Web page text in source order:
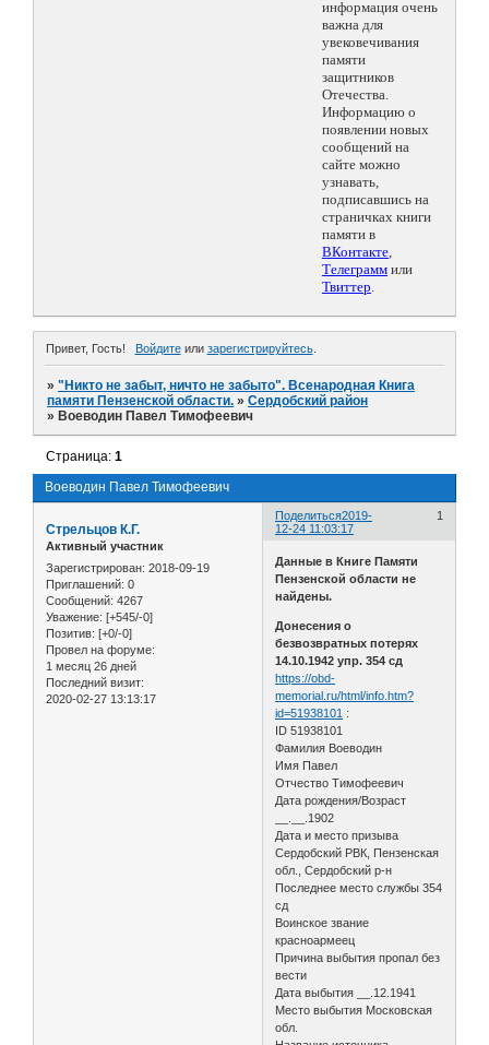
информация очень
важна для
увековечивания
памяти
защитников
Отечества.
Информацию о
появлении новых
сообщений на
сайте можно
узнавать,
подписавшись на
страничках книги
памяти в
ВКонтакте,
Телеграмм или
Твиттер.
Привет, Гость! Войдитеили зарегистрируйтесь.
»"Никто не забыт, ничто не забыто". Всенародная Книга
памяти Пензенской области. »Сердобский район
» Воеводин Павел Тимофеевич
Воеводин Павел Тимофеевич
Страница:1
Поделиться 1
2019-
12-24 11:03:17
Стрельцов К.Г.
Активный участник
Зарегистрирован: 2018-09-19
Приглашений: 0
Сообщений: 4267
Уважение: [+545/-0]
Позитив: [+0/-0]
Провел на форуме:
1 месяц 26 дней
Последний визит:
2020-02-27 13:13:17
Данные в Книге Памяти
Пензенской области не
найдены.
Донесения о
безвозвратных потерях
14.10.1942 упр. 354 сд
https://obd-
memorial.ru/html/info.htm?
id=51938101 :
ID 51938101
Фамилия Воеводин
Имя Павел
Отчество Тимофеевич
Дата рождения/Возраст
__.__.1902
Дата и место призыва
Сердобский РВК, Пензенская
обл., Сердобский р-н
Последнее место службы 354
сд
Воинское звание
красноармеец
Причина выбытия пропал без
вести
Дата выбытия __.12.1941
Место выбытия Московская
обл.